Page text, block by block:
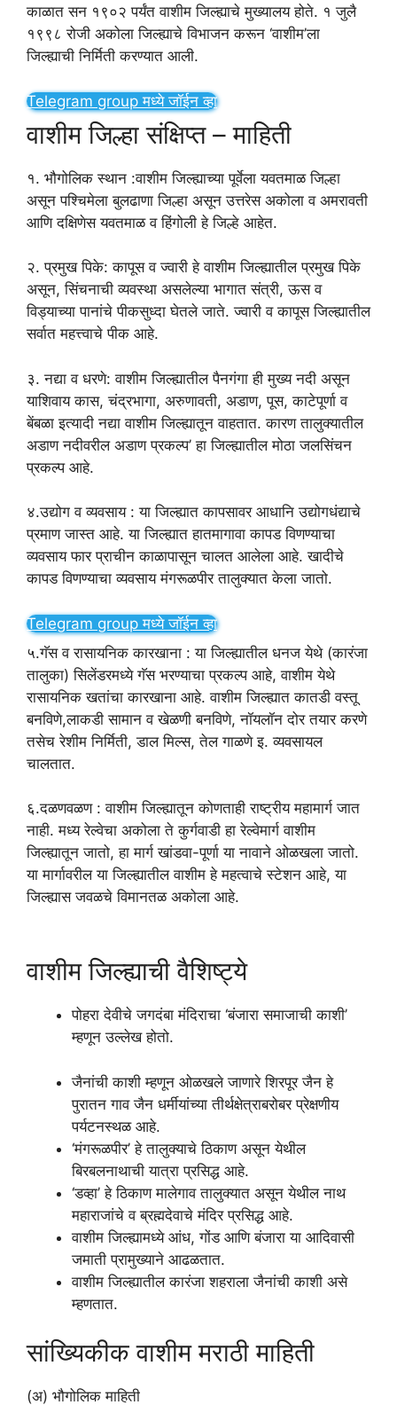
काळात सन १९०२ पर्यंत वाशीम जिल्ह्याचे मुख्यालय होते. १ जुलै
१९९८ रोजी अकोला जिल्ह्याचे विभाजन करून ‘वाशीम’ला
जिल्ह्याची निर्मिती करण्यात आली.
Telegram group मध्ये जॉईन व्हा
वाशीम जिल्हा संक्षिप्त – माहिती
१. भौगोलिक स्थान :वाशीम जिल्ह्याच्या पूर्वेला यवतमाळ जिल्हा
असून पश्चिमेला बुलढाणा जिल्हा असून उत्तरेस अकोला व अमरावती
आणि दक्षिणेस यवतमाळ व हिंगोली हे जिल्हे आहेत.
२. प्रमुख पिके: कापूस व ज्वारी हे वाशीम जिल्ह्यातील प्रमुख पिके
असून, सिंचनाची व्यवस्था असलेल्या भागात संत्री, ऊस व
विड्याच्या पानांचे पीकसुध्दा घेतले जाते. ज्वारी व कापूस जिल्ह्यातील
सर्वात महत्त्वाचे पीक आहे.
३. नद्या व धरणे: वाशीम जिल्ह्यातील पैनगंगा ही मुख्य नदी असून
याशिवाय कास, चंद्रभागा, अरुणावती, अडाण, पूस, काटेपूर्णा व
बेंबळा इत्यादी नद्या वाशीम जिल्ह्यातून वाहतात. कारण तालुक्यातील
अडाण नदीवरील अडाण प्रकल्प’ हा जिल्ह्यातील मोठा जलसिंचन
प्रकल्प आहे.
४.उद्योग व व्यवसाय : या जिल्ह्यात कापसावर आधानि उद्योगधंद्याचे
प्रमाण जास्त आहे. या जिल्ह्यात हातमागावा कापड विणण्याचा
व्यवसाय फार प्राचीन काळापासून चालत आलेला आहे. खादीचे
कापड विणण्याचा व्यवसाय मंगरूळपीर तालुक्यात केला जातो.
Telegram group मध्ये जॉईन व्हा
५.गॅस व रासायनिक कारखाना : या जिल्ह्यातील धनज येथे (कारंजा
तालुका) सिलेंडरमध्ये गॅस भरण्याचा प्रकल्प आहे, वाशीम येथे
रासायनिक खतांचा कारखाना आहे. वाशीम जिल्ह्यात कातडी वस्तू
बनविणे,लाकडी सामान व खेळणी बनविणे, नॉयलॉन दोर तयार करणे
तसेच रेशीम निर्मिती, डाल मिल्स, तेल गाळणे इ. व्यवसायल
चालतात.
६.दळणवळण : वाशीम जिल्ह्यातून कोणताही राष्ट्रीय महामार्ग जात
नाही. मध्य रेल्वेचा अकोला ते कुर्गवाडी हा रेल्वेमार्ग वाशीम
जिल्ह्यातून जातो, हा मार्ग खांडवा-पूर्णा या नावाने ओळखला जातो.
या मार्गावरील या जिल्ह्यातील वाशीम हे महत्वाचे स्टेशन आहे, या
जिल्ह्यास जवळचे विमानतळ अकोला आहे.
वाशीम जिल्ह्याची वैशिष्ट्ये
पोहरा देवीचे जगदंबा मंदिराचा ‘बंजारा समाजाची काशी’
म्हणून उल्लेख होतो.
जैनांची काशी म्हणून ओळखले जाणारे शिरपूर जैन हे
पुरातन गाव जैन धर्मीयांच्या तीर्थक्षेत्राबरोबर प्रेक्षणीय
पर्यटनस्थळ आहे.
‘मंगरूळपीर’ हे तालुक्याचे ठिकाण असून येथील
बिरबलनाथाची यात्रा प्रसिद्ध आहे.
‘डव्हा’ हे ठिकाण मालेगाव तालुक्यात असून येथील नाथ
महाराजांचे व ब्रह्मदेवाचे मंदिर प्रसिद्ध आहे.
वाशीम जिल्ह्यामध्ये आंध, गोंड आणि बंजारा या आदिवासी
जमाती प्रामुख्याने आढळतात.
वाशीम जिल्ह्यातील कारंजा शहराला जैनांची काशी असे
म्हणतात.
सांख्यिकीक वाशीम मराठी माहिती
(अ) भौगोलिक माहिती